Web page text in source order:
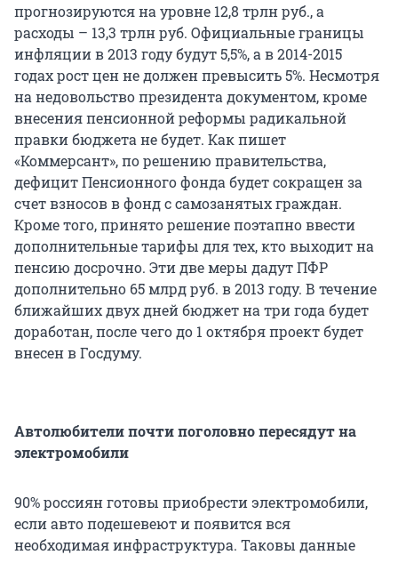
прогнозируются на уровне 12,8 трлн руб., а
расходы – 13,3 трлн руб. Официальные границы
инфляции в 2013 году будут 5,5%, а в 2014-2015
годах рост цен не должен превысить 5%. Несмотря
на недовольство президента документом, кроме
внесения пенсионной реформы радикальной
правки бюджета не будет. Как пишет
«Коммерсант», по решению правительства,
дефицит Пенсионного фонда будет сокращен за
счет взносов в фонд с самозанятых граждан.
Кроме того, принято решение поэтапно ввести
дополнительные тарифы для тех, кто выходит на
пенсию досрочно. Эти две меры дадут ПФР
дополнительно 65 млрд руб. в 2013 году. В течение
ближайших двух дней бюджет на три года будет
доработан, после чего до 1 октября проект будет
внесен в Госдуму.
Автолюбители почти поголовно пересядут на
электромобили
90% россиян готовы приобрести электромобили,
если авто подешевеют и появится вся
необходимая инфраструктура. Таковы данные